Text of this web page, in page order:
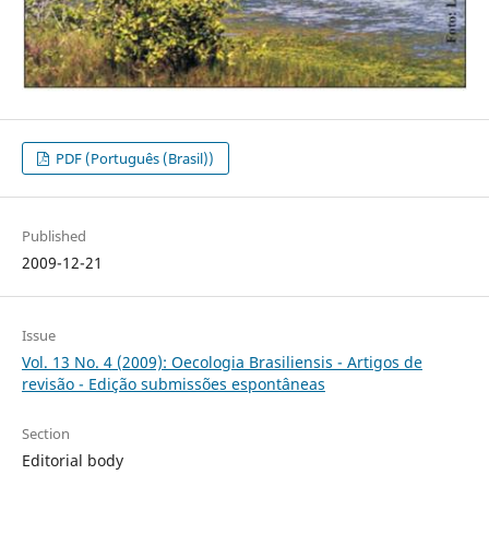
PDF (Português (Brasil))
Published
2009-12-21
Issue
Vol. 13 No. 4 (2009): Oecologia Brasiliensis - Artigos de
revisão - Edição submissões espontâneas
Section
Editorial body